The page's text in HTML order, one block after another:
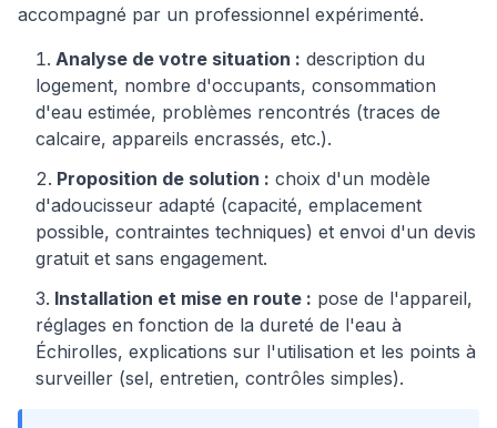
accompagné par un professionnel expérimenté.
Analyse de votre situation : description du
logement, nombre d'occupants, consommation
d'eau estimée, problèmes rencontrés (traces de
calcaire, appareils encrassés, etc.).
Proposition de solution : choix d'un modèle
d'adoucisseur adapté (capacité, emplacement
possible, contraintes techniques) et envoi d'un devis
gratuit et sans engagement.
Installation et mise en route : pose de l'appareil,
réglages en fonction de la dureté de l'eau à
Échirolles, explications sur l'utilisation et les points à
surveiller (sel, entretien, contrôles simples).